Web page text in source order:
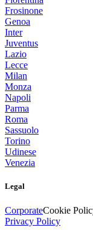
Frosinone
Genoa
Inter
Juventus
Lazio
Lecce
Milan
Monza
Napoli
Parma
Roma
Sassuolo
Torino
Udinese
Venezia
Legal
CorporateCookie
Privacy Policy